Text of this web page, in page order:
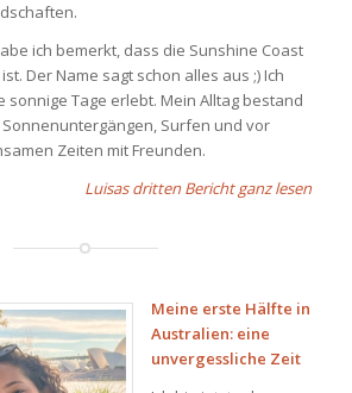
ich bemerkt, dass die Sunshine Coast
Der Name sagt schon alles aus ;) Ich
sonnige Tage erlebt. Mein Alltag bestand
Sonnenuntergängen, Surfen und vor
Zeiten mit Freunden.
Luisas dritten Bericht ganz lesen
Meine erste Hälfte in
Australien: eine
unvergessliche Zeit